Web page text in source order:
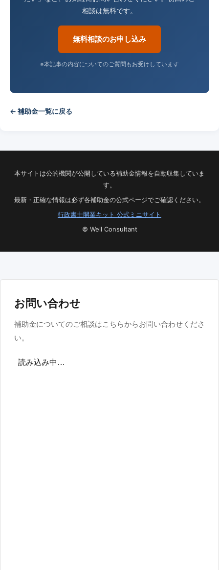
相談は無料です。
無料相談のお申し込み
※本記事の内容についてのご質問もお受けしています
← 補助金一覧に戻る
本サイトは公的機関が公開している補助金情報を自動収集していま
す。
最新・正確な情報は必ず各補助金の公式ページでご確認ください。
行政書士開業キット 公式ミニサイト
© Well Consultant
お問い合わせ
補助金についてのご相談はこちらからお問い合わせくださ
い。